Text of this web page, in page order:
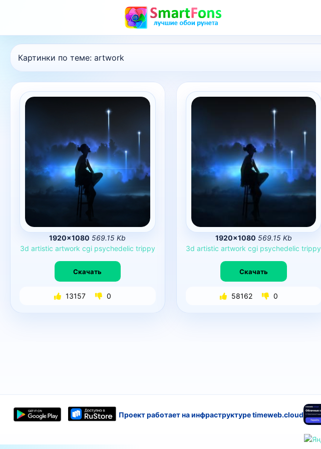
Картинки по теме: artwork
1920×1080 569.15 Kb
3d artistic artwork cgi psychedelic trippy
Скачать
13157 0
1920×1080 569.15 Kb
3d artistic artwork cgi psychedelic trippy
Скачать
58162 0
Проект работает на инфраструктуре timeweb.cloud